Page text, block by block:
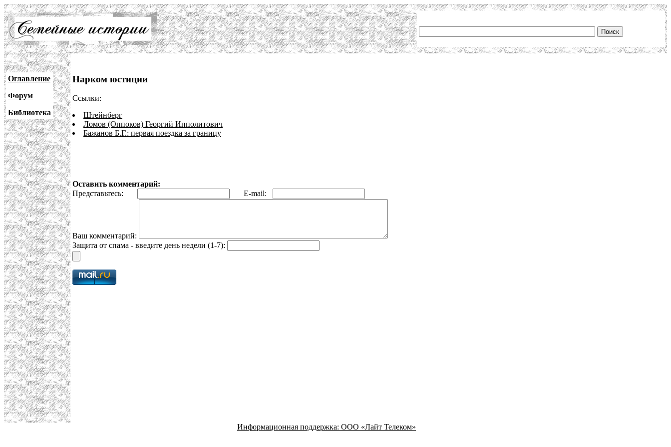
Оглавление
Форум
Библиотека
Нарком юстиции
Ссылки:
Штейнберг
Ломов (Оппоков) Георгий Ипполитович
Бажанов Б.Г.: первая поездка за границу
Оставить комментарий:
Представьтесь:
E-mail:
Ваш комментарий:
Защита от спама - введите день недели (1-7):
Информационная поддержка: ООО «Лайт Телеком»